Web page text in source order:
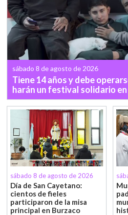
sábado 8 de agosto de 2026
Tiene 14 años y debe
harán un festival solidario
sábado 8 de agosto de 2026
Día de San Cayetano:
cientos de fieles
participaron de la misa
principal en Burzaco